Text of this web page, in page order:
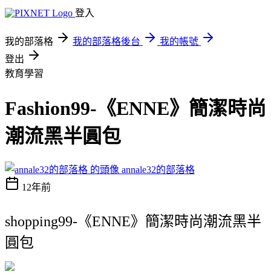
登入
我的部落格 我的部落格後台
我的帳號
登出
教育學習
Fashion99-《ENNE》簡潔時尚
潮流黑半圓包
annale32的部落格
12年前
shopping99-《ENNE》簡潔時尚潮流黑半
圓包